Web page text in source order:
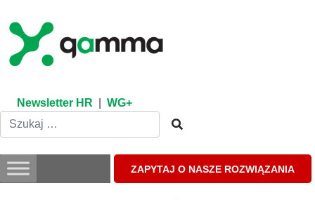
content
Newsletter HR WG+
ZAPYTAJ O NASZE ROZWIĄZANIA